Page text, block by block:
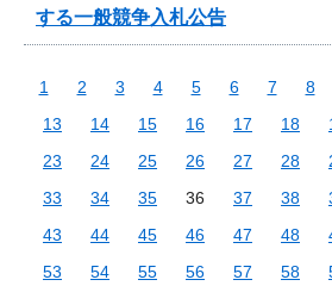
する一般競争入札公告
1 2 3 4 5 6 7 8
13
14 15 16 17 18
23
24 25 26 27 28
33
34 35 36 37 38
43
44 45 46 47 48
53
54 55 56 57 58